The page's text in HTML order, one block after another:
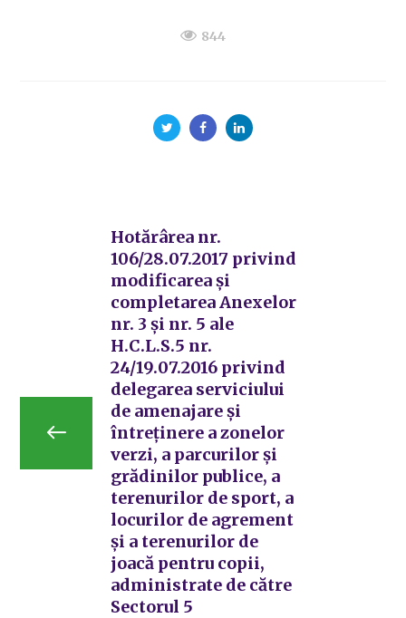
844
Hotărârea nr.
106/28.07.2017 privind
modificarea și
completarea Anexelor
nr. 3 și nr. 5 ale
H.C.L.S.5 nr.
24/19.07.2016 privind
delegarea serviciului
de amenajare și
întreținere a zonelor
verzi, a parcurilor și
grădinilor publice, a
terenurilor de sport, a
locurilor de agrement
și a terenurilor de
joacă pentru copii,
administrate de către
Sectorul 5